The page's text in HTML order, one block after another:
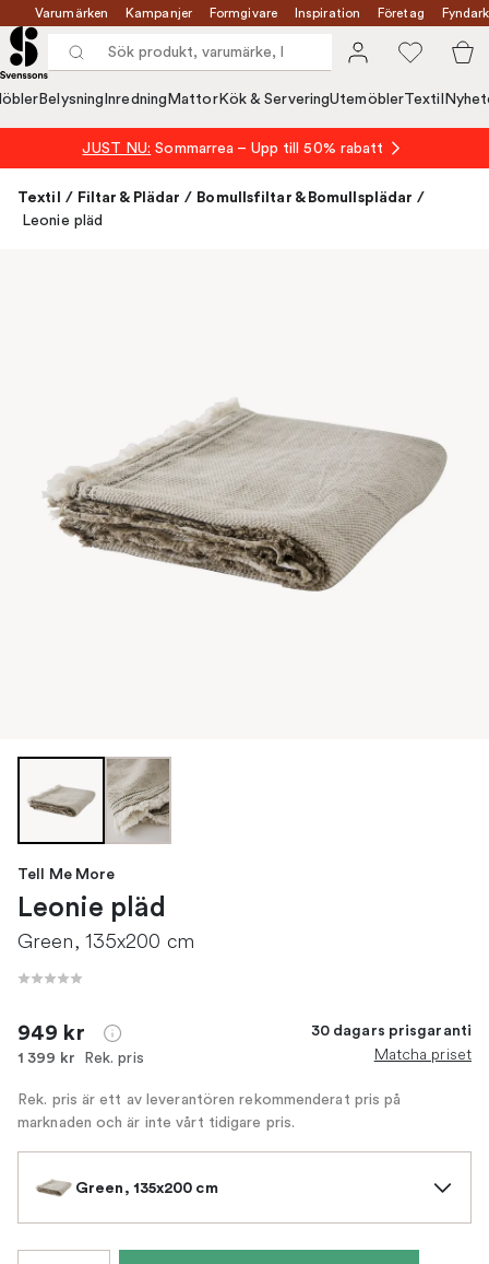
Varumärken Kampanjer Formgivare Inspiration Företag
Belysning Inredning MattorKök & ServeringUtemöblerTextil
JUST NU: Sommarrea – Upp till 50% rabatt
Textil / Filtar & Plädar / Bomullsfiltar & Bomullsplädar /
Leonie pläd
Tell Me More
Leonie pläd
Green, 135x200 cm
949 kr
1 399 kr Rek. pris
30 dagars prisgaranti
Matcha priset
Rek. pris är ett av leverantören rekommenderat pris på
marknaden och är inte vårt tidigare pris.
Green, 135x200 cm